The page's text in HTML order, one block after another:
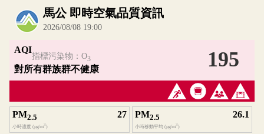
內嵌空氣品質小工具為視覺預覽，完整即時空